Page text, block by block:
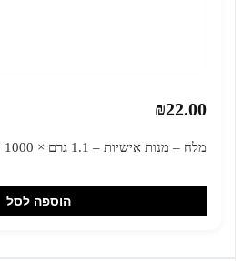
₪22.00
מלח – מנות אישיות – 1.1 גרם × 1000 יחידות (מארז)
הוספה לסל